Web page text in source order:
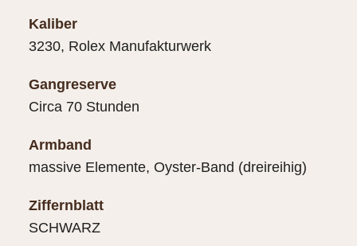
Kaliber
3230, Rolex Manufakturwerk
Gangreserve
Circa 70 Stunden
Armband
massive Elemente, Oyster-Band (dreireihig)
Ziffernblatt
SCHWARZ